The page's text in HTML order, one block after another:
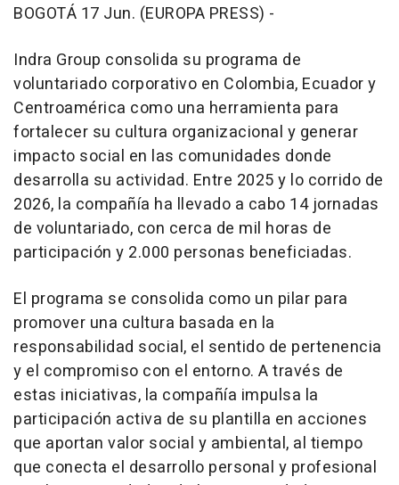
BOGOTÁ 17 Jun. (EUROPA PRESS) -
Indra Group consolida su programa de
voluntariado corporativo en Colombia, Ecuador y
Centroamérica como una herramienta para
fortalecer su cultura organizacional y generar
impacto social en las comunidades donde
desarrolla su actividad. Entre 2025 y lo corrido de
2026, la compañía ha llevado a cabo 14 jornadas
de voluntariado, con cerca de mil horas de
participación y 2.000 personas beneficiadas.
El programa se consolida como un pilar para
promover una cultura basada en la
responsabilidad social, el sentido de pertenencia
y el compromiso con el entorno. A través de
estas iniciativas, la compañía impulsa la
participación activa de su plantilla en acciones
que aportan valor social y ambiental, al tiempo
que conecta el desarrollo personal y profesional